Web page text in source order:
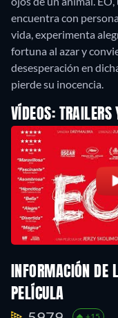
encuentra con
vida, experimenta
fortuna al azar y
desesperación en
pierde su inocencia.
VÍDEOS: TRAILERS
INFORMACIÓN DE
PELÍCULA